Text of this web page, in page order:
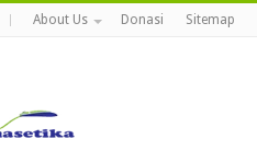
About Us Donasi Sitemap